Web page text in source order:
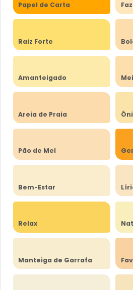
Papel de Carta
Raiz Forte
Amanteigado
Areia de Praia
Pão de Mel
Bem-Estar
Relax
Manteiga de Garrafa